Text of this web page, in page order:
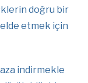
doğru bir
etmek için
aza indirmekle